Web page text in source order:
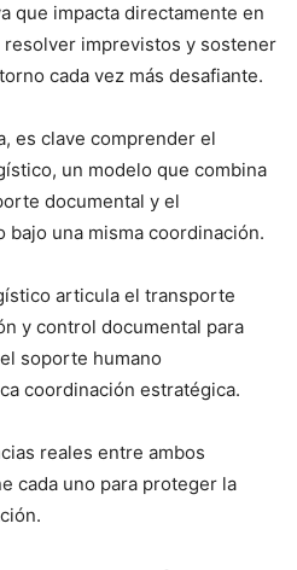
que impacta directamente en
resolver imprevistos y sostener
cada vez más desafiante.
es clave comprender el
un modelo que combina
documental y el
una misma coordinación.
articula el transporte
y control documental para
soporte humano
coordinación estratégica.
reales entre ambos
cada uno para proteger la